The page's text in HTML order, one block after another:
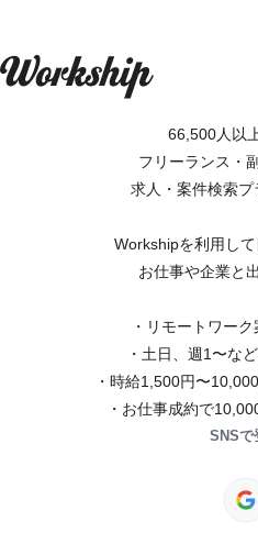
66,500人以
フリーランス・
求人・案件検索
Workshipを利用し
お仕事や企業と
・リモートワー
・土日、週1〜な
・時給1,500円〜
・お仕事成約で
SNSで